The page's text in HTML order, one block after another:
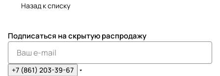
Назад к списку
Подписаться на скрытую распродажу
+7 (861) 203-39-67